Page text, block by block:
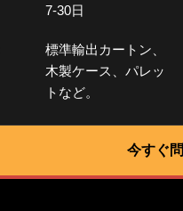
7-30日
標準輸出カートン、
木製ケース、パレッ
トなど。
今すぐ